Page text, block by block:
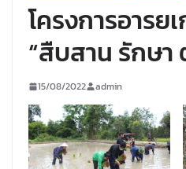
โครงการอารย
“สืบสาน รักษา
15/08/2022 admin